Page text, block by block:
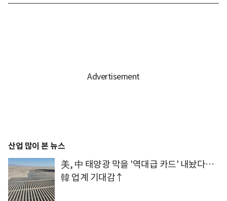
산업 많이 본 뉴스
美, 中 태양광 막을 '역대급 카드' 내놨다…
韓 업계 기대감↑